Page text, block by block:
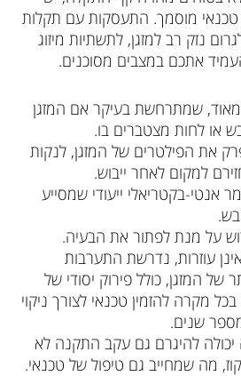
טכנאי מוסמך. התעסקות עם תקלות
נזק רב למזגן, לתשתיות מיזוג
אתכם במצבים מסוכנים.
שמתרחשת בעיקר אם המזגן
או לחות מצטברים בו.
את הפילטרים של המזגן, לנקות
למקום לאחר ייבוש.
אנטי-בקטריאלי ייעודי שמסייע
על מנת לפתור את הבעיה.
עוזרות, נדרשת התערבות
של המזגן, כולל פירוק יסודי של
מקרה להזמין טכנאי לצורך ניקוי
שנים.
יכולה להיגרם גם עקב התקנה לא
מה שמחייב גם טיפול של טכנאי.